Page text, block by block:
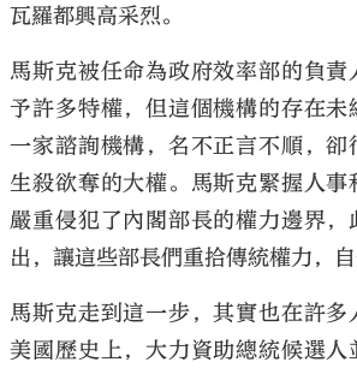
瓦羅都興高采烈。
馬斯克被任命為政府效率部的負責
予許多特權，但這個機構的存在未
一家諮詢機構，名不正言不順，卻
生殺欲奪的大權。馬斯克緊握人事
嚴重侵犯了內閣部長的權力邊界，
出，讓這些部長們重拾傳統權力，自
馬斯克走到這一步，其實也在許多
美國歷史上，大力資助總統候選人